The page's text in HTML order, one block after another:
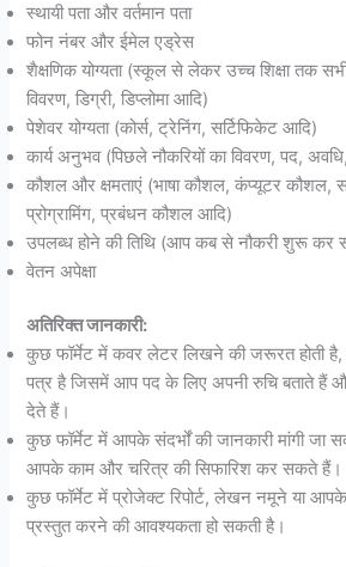
स्थायी पता और वर्तमान पता
फोन नंबर और ईमेल एड्रेस
शैक्षणिक योग्यता (स्कूल से लेकर उच्च शिक्षा तक
विवरण, डिग्री, डिप्लोमा आदि)
पेशेवर योग्यता (कोर्स, ट्रेनिंग, सर्टिफिकेट आदि)
कार्य अनुभव (पिछले नौकरियों का विवरण, पद, अवधि,
कौशल और क्षमताएं (भाषा कौशल, कंप्यूटर कौशल,
प्रोग्रामिंग, प्रबंधन कौशल आदि)
उपलब्ध होने की तिथि (आप कब से नौकरी शुरू कर
वेतन अपेक्षा
अतिरिक्त जानकारी:
कुछ फॉर्मेट में कवर लेटर लिखने की जरूरत होती
पत्र है जिसमें आप पद के लिए अपनी रुचि बताते हैं
देते हैं।
कुछ फॉर्मेट में आपके संदर्भों की जानकारी मांगी जा
आपके काम और चरित्र की सिफारिश कर सकते हैं।
कुछ फॉर्मेट में प्रोजेक्ट रिपोर्ट, लेखन नमूने या
प्रस्तुत करने की आवश्यकता हो सकती है।